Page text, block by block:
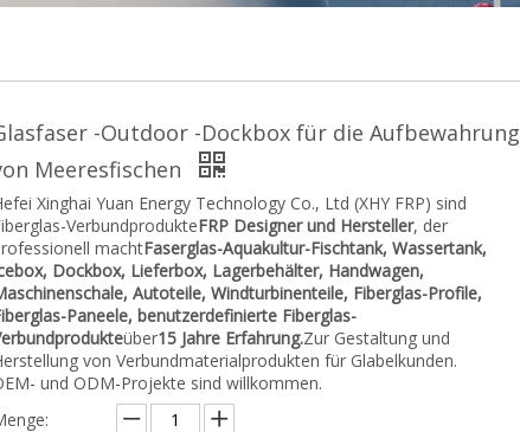
-Outdoor -Dockbox für die Aufbewahrung
Meeresfischen
Xinghai Yuan Energy Technology Co., Ltd (XHY FRP) sind
VerbundprodukteFRP Designer und Hersteller, der
machtFaserglas-Aquakultur-Fischtank, Wassertank,
Dockbox, Lieferbox, Lagerbehälter, Handwagen,
Autoteile, Windturbinenteile, Fiberglas-Profile,
Paneele, benutzerdefinierte Fiberglas-
über15 Jahre Erfahrung.Zur Gestaltung und
von Verbundmaterialprodukten für Glabelkunden.
und ODM-Projekte sind willkommen.